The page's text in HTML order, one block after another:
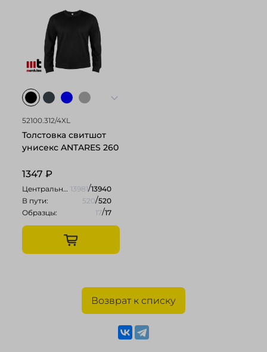
52100.312/4XL
Толстовка свитшот
унисекс ANTARES 260
1347 ₽
Центральный: 13981/13940
В пути:
520/520
Образцы:
17/17
Возврат к списку